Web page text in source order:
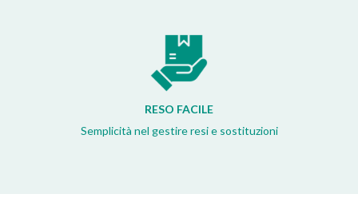
RESO FACILE
Semplicità nel gestire resi e sostituzioni